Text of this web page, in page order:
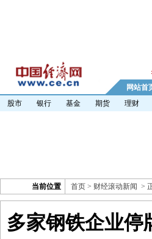
网站首
股市
银行 基金 期货 理财
当前位置 首页 > 财经滚动新闻 >
多家钢铁企业停